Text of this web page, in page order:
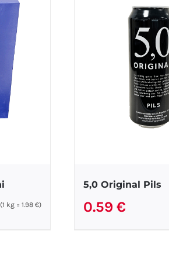
(1 kg = 1.98 €)
5,0 Original Pils
0.59 €